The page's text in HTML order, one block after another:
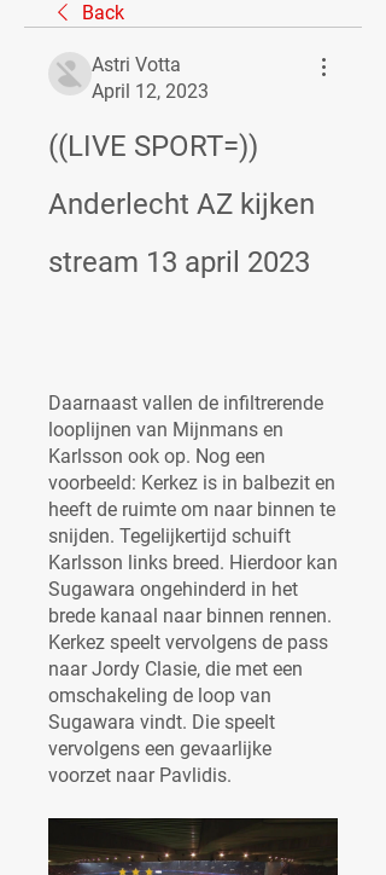
Back
Astri Votta
April 12, 2023
((LIVE SPORT=))
Anderlecht AZ kijken
stream 13 april 2023
Daarnaast vallen de infiltrerende
looplijnen van Mijnmans en
Karlsson ook op. Nog een
voorbeeld: Kerkez is in balbezit en
heeft de ruimte om naar binnen te
snijden. Tegelijkertijd schuift
Karlsson links breed. Hierdoor kan
Sugawara ongehinderd in het
brede kanaal naar binnen rennen.
Kerkez speelt vervolgens de pass
naar Jordy Clasie, die met een
omschakeling de loop van
Sugawara vindt. Die speelt
vervolgens een gevaarlijke
voorzet naar Pavlidis.